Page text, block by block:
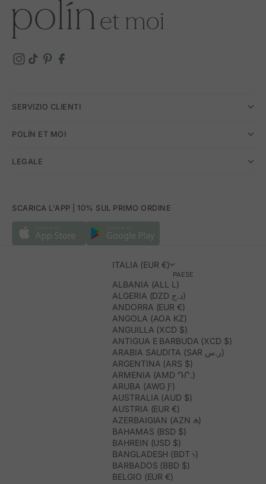
SERVIZIO CLIENTI
POLÍN ET MOI
LEGALE
SCARICA L'APP | 10% SUL PRIMO ORDINE
ITALIA (EUR €)
PAESE
ALBANIA (ALL L)
ALGERIA (DZD د.ج)
ANDORRA (EUR €)
ANGOLA (AOA KZ)
ANGUILLA (XCD $)
ANTIGUA E BARBUDA (XCD $)
ARABIA SAUDITA (SAR ر.س)
ARGENTINA (ARS $)
ARMENIA (AMD ԴՐ.)
ARUBA (AWG Ƒ)
AUSTRALIA (AUD $)
AUSTRIA (EUR €)
AZERBAIGIAN (AZN ₼)
BAHAMAS (BSD $)
BAHREIN (USD $)
BANGLADESH (BDT ৳)
BARBADOS (BBD $)
BELGIO (EUR €)